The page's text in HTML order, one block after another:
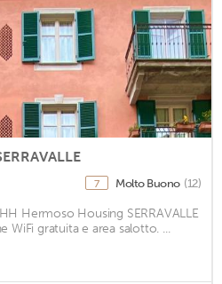
7 Molto Buono (12)
Hermoso Housing SERRAVALLE
WiFi gratuita e area salotto. ...